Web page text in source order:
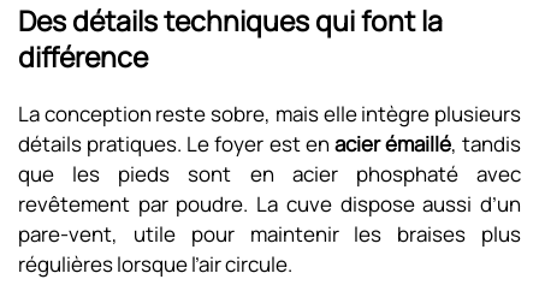
Des détails techniques qui font la
différence
La conception reste sobre, mais elle intègre plusieurs
détails pratiques. Le foyer est en acier émaillé, tandis
que les pieds sont en acier phosphaté avec
revêtement par poudre. La cuve dispose aussi d’un
pare-vent, utile pour maintenir les braises plus
régulières lorsque l’air circule.